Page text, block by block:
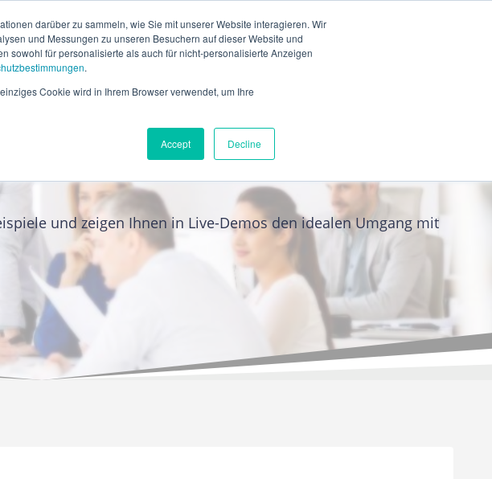
darüber zu sammeln, wie Sie mit unserer Website interagieren. Wir
und Messungen zu unseren Besuchern auf dieser Website und
sowohl für personalisierte als auch für nicht-personalisierte Anzeigen
.
Cookie wird in Ihrem Browser verwendet, um Ihre
Accept Decline
und zeigen Ihnen in Live-Demos den idealen Umgang mit